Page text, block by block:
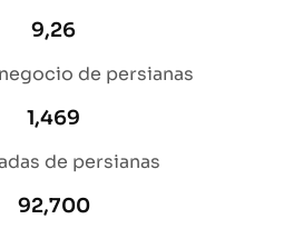
9,26
de persianas
1,469
de persianas
92,700